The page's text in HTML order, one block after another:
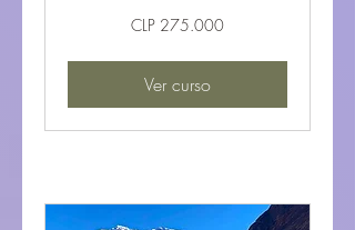
CLP 275.000
Ver curso